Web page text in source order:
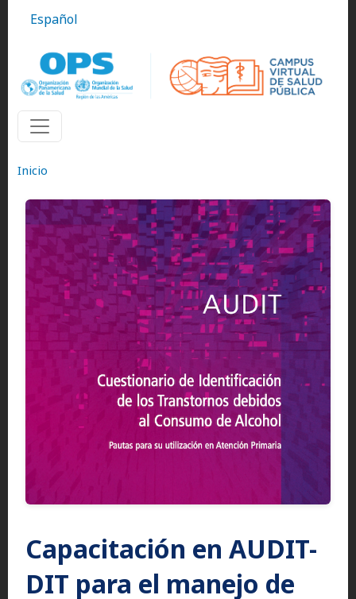
Español
Inicio
Capacitación en AUDIT-
DIT para el manejo de